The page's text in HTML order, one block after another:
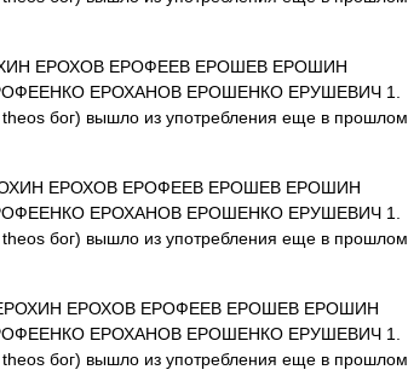
ЕРОХОВ ЕРОФЕЕВ ЕРОШЕВ ЕРОШИН
ЕРОХАНОВ ЕРОШЕНКО ЕРУШЕВИЧ 1.
бог) вышло из употребления еще в прошлом
ЕРОХОВ ЕРОФЕЕВ ЕРОШЕВ ЕРОШИН
ЕРОХАНОВ ЕРОШЕНКО ЕРУШЕВИЧ 1.
бог) вышло из употребления еще в прошлом
ЕРОХОВ ЕРОФЕЕВ ЕРОШЕВ ЕРОШИН
ЕРОХАНОВ ЕРОШЕНКО ЕРУШЕВИЧ 1.
бог) вышло из употребления еще в прошлом